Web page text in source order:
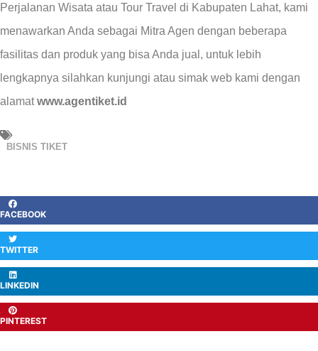
Perjalanan Wisata atau Tour Travel di Kabupaten Lahat, kami
menawarkan Anda sebagai Mitra Agen dengan beberapa
fasilitas dan produk yang bisa Anda jual, untuk lebih
lengkapnya silahkan kunjungi atau simak web kami dengan
alamatwww.agentiket.id
BISNIS TIKET
FACEBOOK
TWITTER
LINKEDIN
PINTEREST